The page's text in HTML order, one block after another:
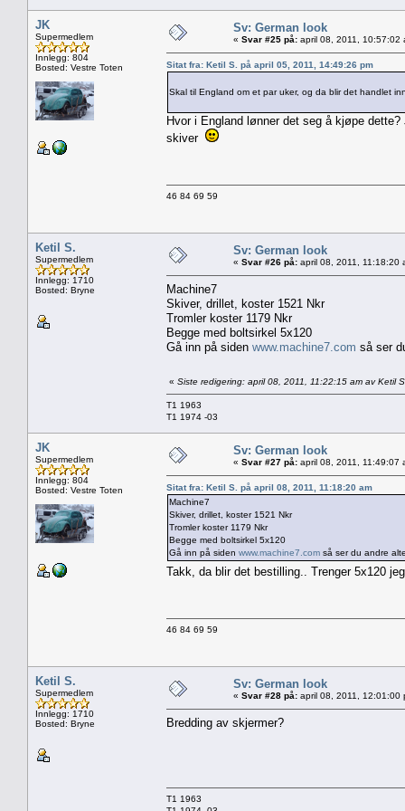
JK
Supermedlem
Innlegg: 804
Bosted: Vestre Toten
Sv: German look
« Svar #25 på: april 08, 2011, 10:57:02
Sitat fra: Ketil S. på april 05, 2011, 14:49:26 pm
Skal til England om et par uker, og da blir det handlet
Hvor i England lønner det seg å kjøpe
skiver
46 84 69 59
Ketil S.
Supermedlem
Innlegg: 1710
Bosted: Bryne
Sv: German look
« Svar #26 på: april 08, 2011, 11:18:20
Machine7
Skiver, drillet, koster 1521 Nkr
Tromler koster 1179 Nkr
Begge med boltsirkel 5x120
Gå inn på siden www.machine7.com så ser
« Siste redigering: april 08, 2011, 11:22:15 am av Ketil
T1 1963
T1 1974 -03
JK
Supermedlem
Innlegg: 804
Bosted: Vestre Toten
Sv: German look
« Svar #27 på: april 08, 2011, 11:49:07
Sitat fra: Ketil S. på april 08, 2011, 11:18:20 am
Machine7
Skiver, drillet, koster 1521 Nkr
Tromler koster 1179 Nkr
Begge med boltsirkel 5x120
Gå inn på siden www.machine7.com så ser du andre
Takk, da blir det bestilling.. Trenger 5x120
46 84 69 59
Ketil S.
Supermedlem
Innlegg: 1710
Bosted: Bryne
Sv: German look
« Svar #28 på: april 08, 2011, 12:01:00
Bredding av skjermer?
T1 1963